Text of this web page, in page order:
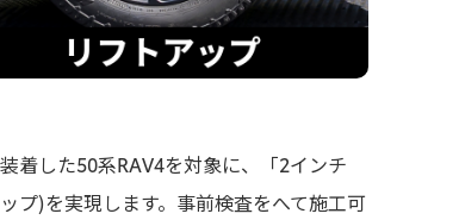
着した50系RAV4を対象に、「2インチ
)を実現します。事前検査をへて施工可